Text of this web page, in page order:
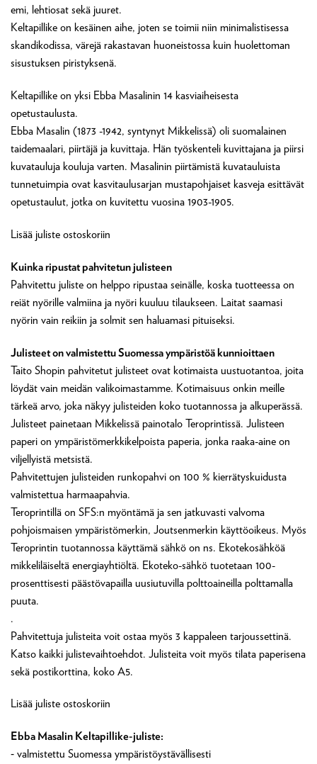
emi, lehtiosat sekä juuret.
Keltapillike on kesäinen aihe, joten se toimii niin minimalistisessa
skandikodissa, värejä rakastavan huoneistossa kuin huolettoman
sisustuksen piristyksenä.
Keltapillike on yksi Ebba Masalinin 14 kasviaiheisesta
opetustaulusta.
Ebba Masalin (1873 -1942, syntynyt Mikkelissä) oli suomalainen
taidemaalari, piirtäjä ja kuvittaja. Hän työskenteli kuvittajana ja piirsi
kuvatauluja kouluja varten. Masalinin piirtämistä kuvatauluista
tunnetuimpia ovat kasvitaulusarjan mustapohjaiset kasveja esittävät
opetustaulut, jotka on kuvitettu vuosina 1903-1905.
Lisää juliste ostoskoriin
Kuinka ripustat pahvitetun julisteen
Pahvitettu juliste on helppo ripustaa seinälle, koska tuotteessa on
reiät nyörille valmiina ja nyöri kuuluu tilaukseen. Laitat saamasi
nyörin vain reikiin ja solmit sen haluamasi pituiseksi.
Julisteet on valmistettu Suomessa ympäristöä kunnioittaen
Taito Shopin pahvitetut julisteet ovat kotimaista uustuotantoa, joita
löydät vain meidän valikoimastamme. Kotimaisuus onkin meille
tärkeä arvo, joka näkyy julisteiden koko tuotannossa ja alkuperässä.
Julisteet painetaan Mikkelissä painotalo Teroprintissä. Julisteen
paperi on ympäristömerkkikelpoista paperia, jonka raaka-aine on
viljellyistä metsistä.
Pahvitettujen julisteiden runkopahvi on 100 % kierrätyskuidusta
valmistettua harmaapahvia.
Teroprintillä on SFS:n myöntämä ja sen jatkuvasti valvoma
pohjoismaisen ympäristömerkin, Joutsenmerkin käyttöoikeus. Myös
Teroprintin tuotannossa käyttämä sähkö on ns. Ekotekosähköä
mikkeliläiseltä energiayhtiöltä. Ekoteko-sähkö tuotetaan 100-
prosenttisesti päästövapailla uusiutuvilla polttoaineilla polttamalla
puuta.
.
Pahvitettuja julisteita voit ostaa myös 3 kappaleen tarjoussettinä.
Katso kaikki julistevaihtoehdot. Julisteita voit myös tilata paperisena
sekä postikorttina, koko A5.
Lisää juliste ostoskoriin
Ebba Masalin Keltapillike-juliste:
⁃ valmistettu Suomessa ympäristöystävällisesti